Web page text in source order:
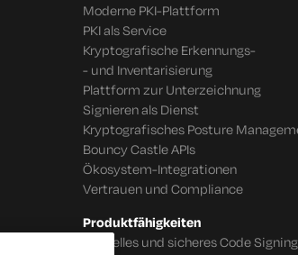
Moderne PKI-Plattform
PKI als Service
Kryptografische Erkennungs-
- und Inventarisierung
Plattform zur Unterzeichnung
Signieren als Dienst
Kryptografisches Posture
Bouncy Castle APIs
Ökosystem-Integrationen
Vertrauen und Compliance
Produktfähigkeiten
Schnelles und sicheres Code Signing